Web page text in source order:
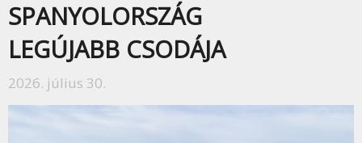
SPANYOLORSZÁG
LEGÚJABB CSODÁJA
2026. július 30.